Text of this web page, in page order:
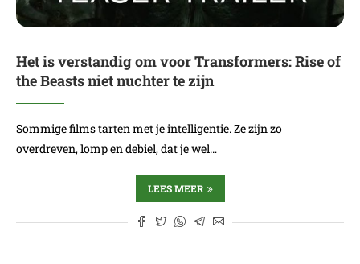
Het is verstandig om voor Transformers: Rise of
the Beasts niet nuchter te zijn
Sommige films tarten met je intelligentie. Ze zijn zo
overdreven, lomp en debiel, dat je wel…
LEES MEER